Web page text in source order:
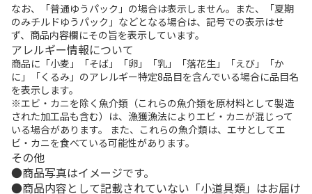
なお、「普通ゆうパック」の場合は表示しません。また、「夏期
のみチルドゆうパック」などとなる場合は、記号での表示はせ
ず、商品内容欄にその旨を表示しています。
アレルギー情報について
商品に「小麦」「そば」「卵」「乳」「落花生」「えび」「か
に」「くるみ」のアレルギー特定8品目を含んでいる場合に品目名
を表示します。
※エビ・カニを除く魚介類（これらの魚介類を原材料として製造
された加工品も含む）は、漁獲漁法によりエビ・カニが混じって
いる場合があります。 また、これらの魚介類は、エサとしてエ
ビ・カニを食べている可能性があります。
その他
商品写真はイメージです。
商品内容として記載されていない「小道具類」はお届け